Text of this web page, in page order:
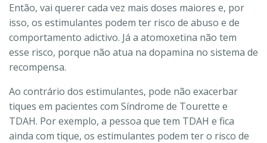
Então, vai querer cada vez mais doses maiores e, por
isso, os estimulantes podem ter risco de abuso e de
comportamento adictivo. Já a atomoxetina não tem
esse risco, porque não atua na dopamina no sistema de
recompensa.
Ao contrário dos estimulantes, pode não exacerbar
tiques em pacientes com Síndrome de Tourette e
TDAH. Por exemplo, a pessoa que tem TDAH e fica
ainda com tique, os estimulantes podem ter o risco de